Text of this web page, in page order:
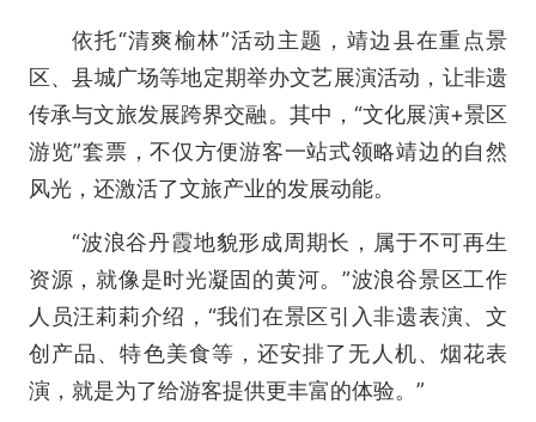
依托“清爽榆林”活动主题，靖边县在重点景
区、县城广场等地定期举办文艺展演活动，让非遗
传承与文旅发展跨界交融。其中，“文化展演+景区
游览”套票，不仅方便游客一站式领略靖边的自然
风光，还激活了文旅产业的发展动能。
“波浪谷丹霞地貌形成周期长，属于不可再生
资源，就像是时光凝固的黄河。”波浪谷景区工作
人员汪莉莉介绍，“我们在景区引入非遗表演、文
创产品、特色美食等，还安排了无人机、烟花表
演，就是为了给游客提供更丰富的体验。”